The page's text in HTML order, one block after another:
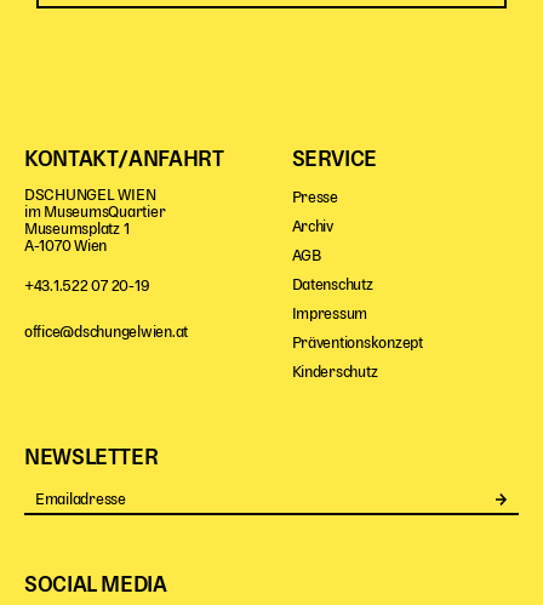
KONTAKT/ANFAHRT
DSCHUNGEL WIEN
im MuseumsQuartier
Museumsplatz 1
A-1070 Wien
+43.1.522 07 20-19
office@dschungelwien.at
SERVICE
Presse
Archiv
AGB
Datenschutz
Impressum
Präventionskonzept
Kinderschutz
NEWSLETTER
SOCIAL MEDIA